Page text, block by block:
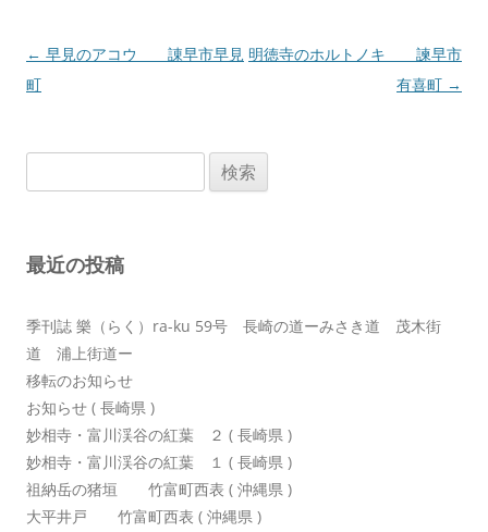
投
稿
ョ
← 早見のアコウ 諌早市早見
町
明徳寺のホルトノキ 諫早市
有喜町 →
索:
最近の投稿
季刊誌 樂（らく）ra-ku 59号 長崎の道ーみさき道 茂木街
道 浦上街道ー
移転のお知らせ
お知らせ ( 長崎県 )
妙相寺・富川渓谷の紅葉 ２ ( 長崎県 )
妙相寺・富川渓谷の紅葉 １ ( 長崎県 )
祖納岳の猪垣 竹富町西表 ( 沖縄県 )
大平井戸 竹富町西表 ( 沖縄県 )